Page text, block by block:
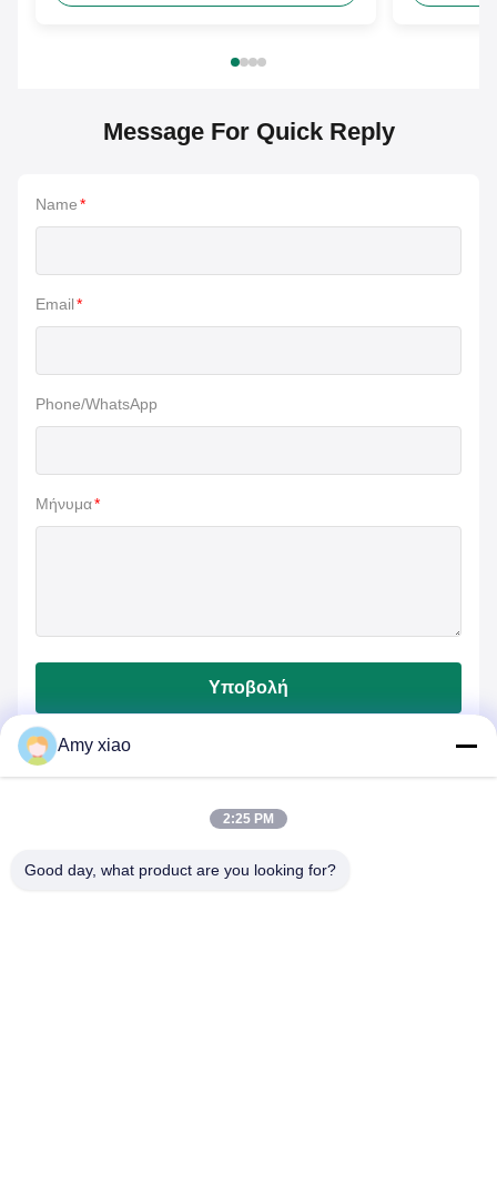
Message For Quick Reply
Name*
Email*
Phone/WhatsApp
Μήνυμα*
Υποβολή
Amy xiao
2:25 PM
Good day, what product are you looking for?